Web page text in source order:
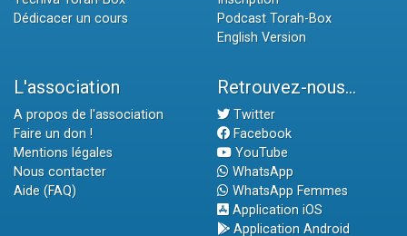
Dédicacer un cours
Podcast Torah-Box
English Version
L'association
A propos de l'association
Faire un don !
Mentions légales
Nous contacter
Aide (FAQ)
Retrouvez-nous...
Twitter
Facebook
YouTube
WhatsApp
WhatsApp Femmes
Application iOS
Application Android